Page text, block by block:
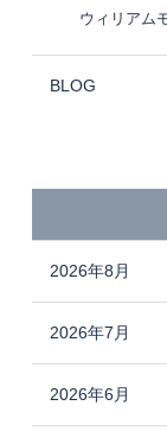
ウィリアム
BLOG
2026年8月
2026年7月
2026年6月